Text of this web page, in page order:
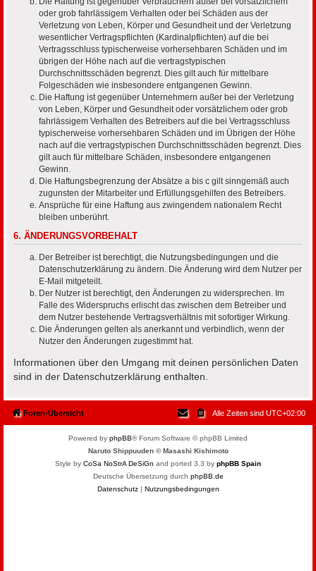
oder grob fahrlässigem Verhalten oder bei Schäden aus der
Verletzung von Leben, Körper und Gesundheit und der Verletzung
wesentlicher Vertragspflichten (Kardinalpflichten) auf die bei
Vertragsschluss typischerweise vorhersehbaren Schäden und im
übrigen der Höhe nach auf die vertragstypischen
Durchschnittsschäden begrenzt. Dies gilt auch für mittelbare
Folgeschäden wie insbesondere entgangenen Gewinn.
Die Haftung ist gegenüber Unternehmern außer bei der Verletzung
von Leben, Körper und Gesundheit oder vorsätzlichem oder grob
fahrlässigem Verhalten des Betreibers auf die bei Vertragsschluss
typischerweise vorhersehbaren Schäden und im Übrigen der Höhe
nach auf die vertragstypischen Durchschnittsschäden begrenzt. Dies
gilt auch für mittelbare Schäden, insbesondere entgangenen
Gewinn.
Die Haftungsbegrenzung der Absätze a bis c gilt sinngemäß auch
zugunsten der Mitarbeiter und Erfüllungsgehilfen des Betreibers.
Ansprüche für eine Haftung aus zwingendem nationalem Recht
bleiben unberührt.
6. ÄNDERUNGSVORBEHALT
Der Betreiber ist berechtigt, die Nutzungsbedingungen und die
Datenschutzerklärung zu ändern. Die Änderung wird dem Nutzer per
E-Mail mitgeteilt.
Der Nutzer ist berechtigt, den Änderungen zu widersprechen. Im
Falle des Widerspruchs erlischt das zwischen dem Betreiber und
dem Nutzer bestehende Vertragsverhältnis mit sofortiger Wirkung.
Die Änderungen gelten als anerkannt und verbindlich, wenn der
Nutzer den Änderungen zugestimmt hat.
Informationen über den Umgang mit deinen persönlichen Daten
sind in der Datenschutzerklärung enthalten.
Foren-Übersicht Alle Zeiten sind UTC+02:00
Powered by phpBB® Forum Software © phpBB Limited
Naruto Shippuuden © Masashi Kishimoto
Style by CoSa NoStrA DeSiGn and ported 3.3 by phpBB Spain
Deutsche Übersetzung durch phpBB.de
Datenschutz| Nutzungsbedingungen